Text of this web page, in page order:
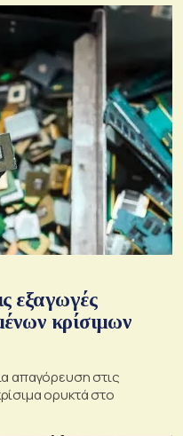
εξαγωγές
κρίσιμων
απαγόρευση στις
ορυκτά στο